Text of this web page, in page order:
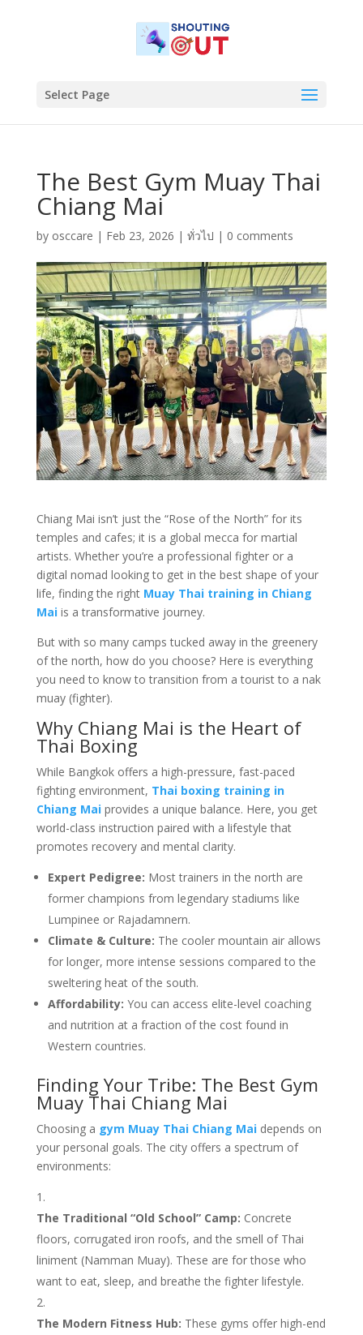
Select Page
The Best Gym Muay Thai
Chiang Mai
by osccare | Feb 23, 2026 | ทั่วไป | 0 comments
Chiang Mai isn’t just the “Rose of the North” for its
temples and cafes; it is a global mecca for martial
artists. Whether you’re a professional fighter or a
digital nomad looking to get in the best shape of your
life, finding the right Muay Thai training in Chiang
Maiis a transformative journey.
But with so many camps tucked away in the greenery
of the north, how do you choose? Here is everything
you need to know to transition from a tourist to a nak
muay (fighter).
Why Chiang Mai is the Heart of
Thai Boxing
While Bangkok offers a high-pressure, fast-paced
fighting environment, Thai boxing training in
Chiang Maiprovides a unique balance. Here, you get
world-class instruction paired with a lifestyle that
promotes recovery and mental clarity.
Expert Pedigree: Most trainers in the north are
former champions from legendary stadiums like
Lumpinee or Rajadamnern.
Climate & Culture: The cooler mountain air allows
for longer, more intense sessions compared to the
sweltering heat of the south.
Affordability: You can access elite-level coaching
and nutrition at a fraction of the cost found in
Western countries.
Finding Your Tribe: The Best Gym
Muay Thai Chiang Mai
Choosing a gym Muay Thai Chiang Mai depends on
your personal goals. The city offers a spectrum of
environments:
The Traditional “Old School” Camp: Concrete
floors, corrugated iron roofs, and the smell of Thai
liniment (Namman Muay). These are for those who
want to eat, sleep, and breathe the fighter lifestyle.
The Modern Fitness Hub: These gyms offer high-end